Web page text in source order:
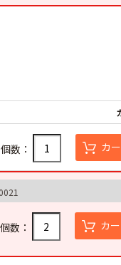
￥8,780
個数： カ
個数： カ